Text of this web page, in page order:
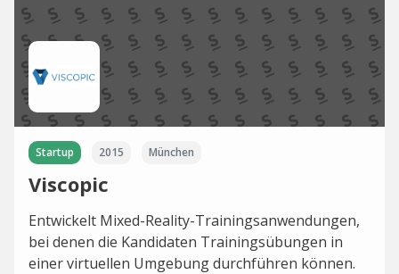
Startup 2015 München
Viscopic
Entwickelt Mixed-Reality-Trainingsanwendungen,
bei denen die Kandidaten Trainingsübungen in
einer virtuellen Umgebung durchführen können.